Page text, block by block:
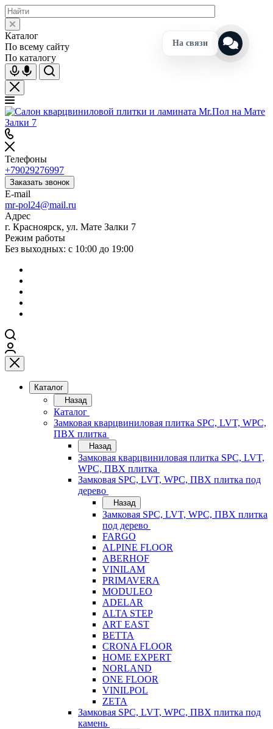
Каталог
По всему сайту
По каталогу
Телефоны
+79029276997
Заказать звонок
E-mail
mr-pol24@mail.ru
Адрес
г. Красноярск, ул. Мате Залки 7
Режим работы
Без выходных: с 10:00 до 19:00
Каталог
Назад
Каталог
Замковая кварцвиниловая плитка SPC, LVT, WPC,
ПВХ плитка
Назад
Замковая кварцвиниловая плитка SPC, LVT,
WPC, ПВХ плитка
Замковая SPC, LVT, WPC, ПВХ плитка под
дерево
Назад
Замковая SPC, LVT, WPC, ПВХ плитка
под дерево
FARGO
ALPINE FLOOR
ABERHOF
VINILAM
PRIMAVERA
MODULEO
ADELAR
ALTA STEP
ART EAST
BETTA
CRONA FLOOR
HOME EXPERT
NORLAND
ONE FLOOR
VINILPOL
ZETA
Замковая SPC, LVT, WPC, ПВХ плитка под
камень
На связи